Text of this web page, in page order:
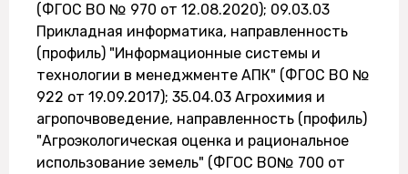
(ФГОС ВО № 970 от 12.08.2020); 09.03.03
Прикладная информатика, направленность
(профиль) "Информационные системы и
технологии в менеджменте АПК" (ФГОС ВО №
922 от 19.09.2017); 35.04.03 Агрохимия и
агропочвоведение, направленность (профиль)
"Агроэкологическая оценка и рациональное
использование земель" (ФГОС ВО№ 700 от